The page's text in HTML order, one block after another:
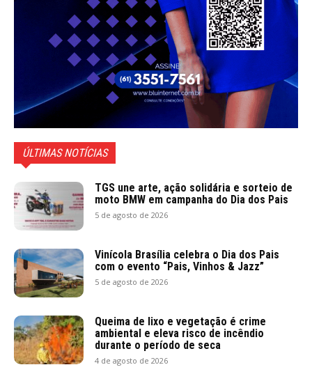
ÚLTIMAS NOTÍCIAS
TGS une arte, ação solidária e sorteio de
moto BMW em campanha do Dia dos Pais
5 de agosto de 2026
Vinícola Brasília celebra o Dia dos Pais
com o evento “Pais, Vinhos & Jazz”
5 de agosto de 2026
Queima de lixo e vegetação é crime
ambiental e eleva risco de incêndio
durante o período de seca
4 de agosto de 2026